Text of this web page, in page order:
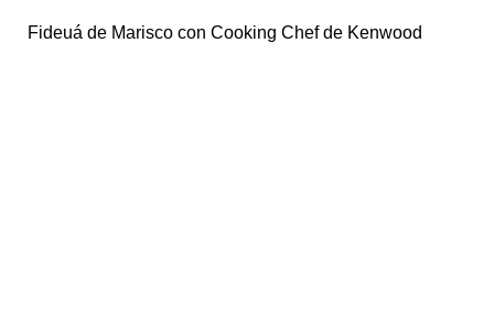
Fideuá de Marisco con Cooking Chef de Kenwood